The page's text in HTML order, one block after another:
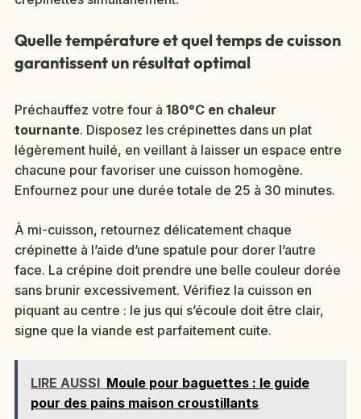
Quelle température et quel temps de cuisson
garantissent un résultat optimal
Préchauffez votre four à 180°C en chaleur
tournante. Disposez les crépinettes dans un plat
légèrement huilé, en veillant à laisser un espace entre
chacune pour favoriser une cuisson homogène.
Enfournez pour une durée totale de 25 à 30 minutes.
À mi-cuisson, retournez délicatement chaque
crépinette à l’aide d’une spatule pour dorer l’autre
face. La crépine doit prendre une belle couleur dorée
sans brunir excessivement. Vérifiez la cuisson en
piquant au centre : le jus qui s’écoule doit être clair,
signe que la viande est parfaitement cuite.
LIRE AUSSI Moule pour baguettes : le guide
pour des pains maison croustillants